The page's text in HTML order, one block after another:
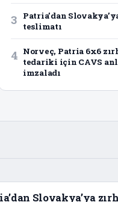
3
Patria’dan
teslimatı
4 Norveç, Patria 6x6
tedariki için CAVS
imzaladı
Slovakya’ya